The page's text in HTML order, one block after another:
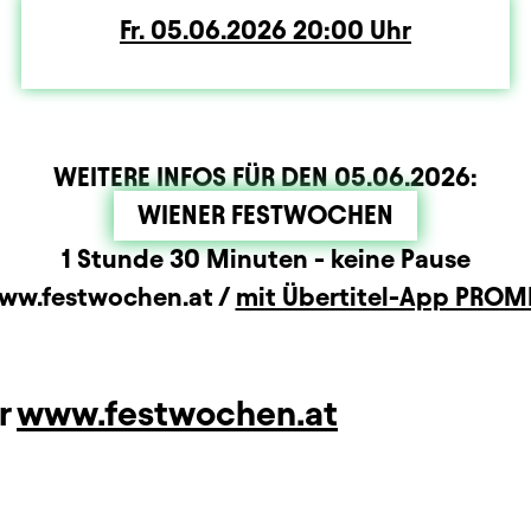
Fr. Freitag
05.06.2026 20:00 Uhr
WEITERE INFOS FÜR DEN05.06.2026:
WIENER FESTWOCHEN
1 Stunde 30 Minuten - keine Pause
/ mit Übertitel-App
www.festwochen.at